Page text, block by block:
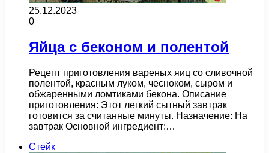
25.12.2023
0
Яйца с беконом и полентой
Рецепт приготовления вареных яиц со сливочной
полентой, красным луком, чесноком, сыром и
обжаренными ломтиками бекона. Описание
приготовления: Этот легкий сытный завтрак
готовится за считанные минуты. Назначение: На
завтрак Основной ингредиент:…
Стейк